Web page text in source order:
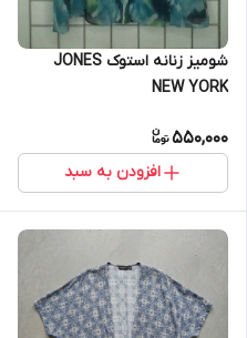
شومیز زنانه استوک JONES
NEW YORK
550,000
افزودن به سبد